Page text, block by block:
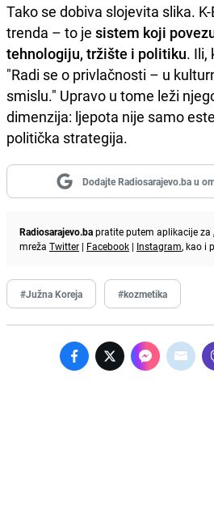
Tako se dobiva slojevita slika.
trenda – to je sistem koji
tehnologiju, tržište i politiku. Ili,
"Radi se o privlačnosti – u
smislu." Upravo u tome leži
dimenzija: ljepota nije samo
politička strategija.
Dodajte Radiosarajevo.ba u
Radiosarajevo.bapratite putem aplikacije za
mreža Twitter | Facebook | Instagram, kao i
#Južna Koreja #kozmetika